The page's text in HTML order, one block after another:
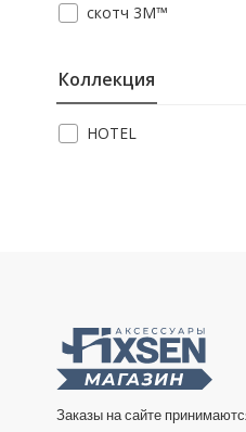
скотч 3M™
Коллекция
HOTEL
Заказы на сайте